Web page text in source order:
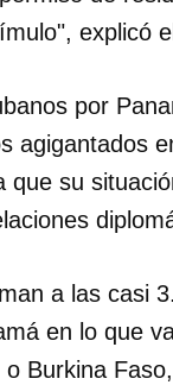
favorito
explicó
por
agigantados
que su
a las casi
en lo que
Burkina